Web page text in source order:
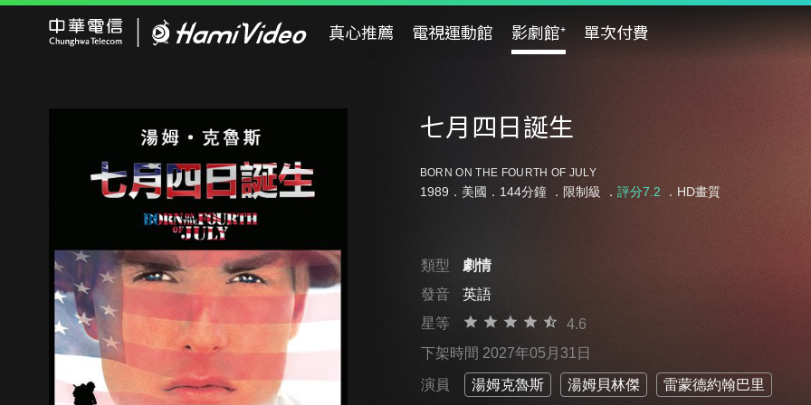
真心推薦 電視運動館 影劇館⁺ 單次付費
七月四日誕生
BORN ON THE FOURTH OF JULY
1989．美國．144分鐘 ． 限制級 ． 評分7.2 ．HD畫質
類型
劇情
發音
英語
星等
4.6
下架時間 2027年05月31日
演員 湯姆克魯斯 湯姆貝林傑 雷蒙德約翰巴里